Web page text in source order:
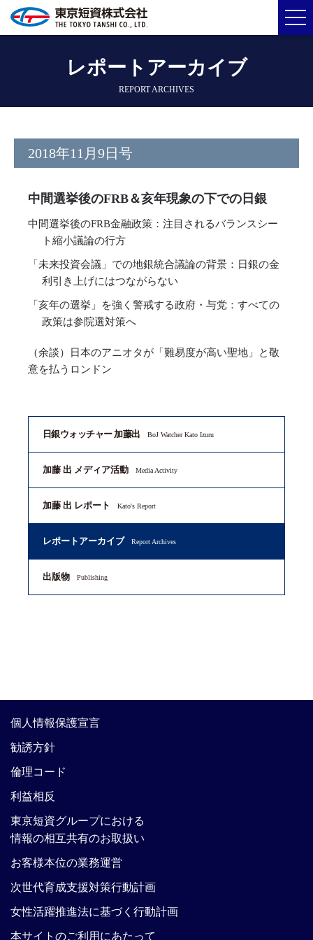
レポートアーカイブ
REPORT ARCHIVES
2018年11月9日号
中間選挙後のFRB＆亥年現象の下での日銀
中間選挙後のFRB金融政策：注目されるバランスシー
ト縮小議論の行方
「未来投資会議」での地銀統合議論の背景：日銀の金
利引き上げにはつながらない
「亥年の選挙」を強く警戒する政府・与党：すべての
政策は参院選対策へ
（余談）日本のアニオタが「難易度が高い聖地」と敬
意を払うロンドン
日銀ウォッチャー 加藤出 BoJ Watcher Kato Izuru
加藤 出 メディア活動 Media Activity
加藤 出 レポート Kato's Report
レポートアーカイブ Report Archives
出版物 Publishing
個人情報保護宣言
勧誘方針
倫理コード
利益相反
東京短資グループにおける
情報の相互共有のお取扱い
お客様本位の業務運営
次世代育成支援対策行動計画
女性活躍推進法に基づく行動計画
本サイトのご利用にあたって